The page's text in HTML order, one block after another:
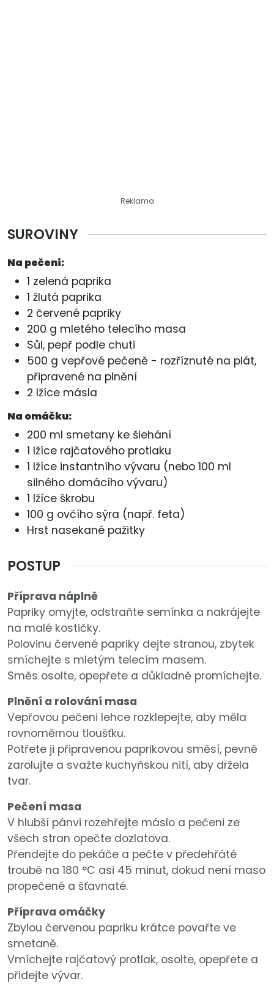
Reklama
SUROVINY
Na pečeni:
1 zelená paprika
1 žlutá paprika
2 červené papriky
200 g mletého telecího masa
Sůl, pepř podle chuti
500 g vepřové pečeně - rozříznuté na plát,
připravené na plnění
2 lžíce másla
Na omáčku:
200 ml smetany ke šlehání
1 lžíce rajčatového protlaku
1 lžíce instantního vývaru (nebo 100 ml
silného domácího vývaru)
1 lžíce škrobu
100 g ovčího sýra (např. feta)
Hrst nasekané pažitky
POSTUP
Příprava náplně
Papriky omyjte, odstraňte semínka a nakrájejte
na malé kostičky.
Polovinu červené papriky dejte stranou, zbytek
smíchejte s mletým telecím masem.
Směs osolte, opepřete a důkladně promíchejte.
Plnění a rolování masa
Vepřovou pečeni lehce rozklepejte, aby měla
rovnoměrnou tloušťku.
Potřete ji připravenou paprikovou směsí, pevně
zarolujte a svažte kuchyňskou nití, aby držela
tvar.
Pečení masa
V hlubší pánvi rozehřejte máslo a pečeni ze
všech stran opečte dozlatova.
Přendejte do pekáče a pečte v předehřáté
troubě na 180 °C asi 45 minut, dokud není maso
propečené a šťavnaté.
Příprava omáčky
Zbylou červenou papriku krátce povařte ve
smetaně.
Vmíchejte rajčatový protlak, osolte, opepřete a
přidejte vývar.